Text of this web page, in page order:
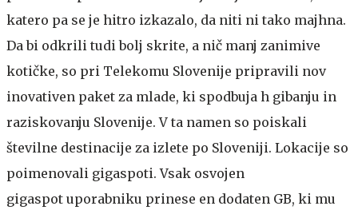
katero pa se je hitro izkazalo, da niti ni tako majhna.
Da bi odkrili tudi bolj skrite, a nič manj zanimive
kotičke, so pri Telekomu Slovenije pripravili nov
inovativen paket za mlade, ki spodbuja h gibanju in
raziskovanju Slovenije. V ta namen so poiskali
številne destinacije za izlete po Sloveniji. Lokacije so
poimenovali gigaspoti. Vsak osvojen
gigaspot uporabniku prinese en dodaten GB, ki mu